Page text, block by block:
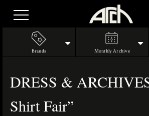
Brands Monthly Archive
DRESS &
Shirt Fair”